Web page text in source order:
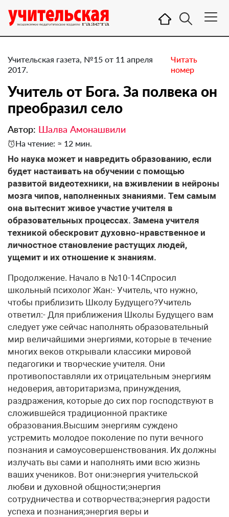
Учительская газета, №15 от 11 апреля
2017.
Читать
номер
Учитель от Бога. За полвека он
преобразил село
Автор: Шалва Амонашвили
На чтение: ≈ 12 мин.
Но наука может и навредить образованию, если
будет настаивать на обучении с помощью
развитой видеотехники, на вживлении в нейроны
мозга чипов, наполненных знаниями. Тем самым
она вытеснит живое участие учителя в
образовательных процессах. Замена учителя
техникой обескровит духовно-нравственное и
личностное становление растущих людей,
ущемит и их отношение к знаниям.
Продолжение. Начало в №10-14Спросил
школьный психолог Жан:- Учитель, что нужно,
чтобы приблизить Школу Будущего?Учитель
ответил:- Для приближения Школы Будущего вам
следует уже сейчас наполнять образовательный
мир величайшими энергиями, которые в течение
многих веков открывали классики мировой
педагогики и творческие учителя. Они
противопоставляли их отрицательным энергиям
недоверия, авторитаризма, принуждения,
раздражения, которые до сих пор господствуют в
сложившейся традиционной практике
образования.Высшим энергиям суждено
устремить молодое поколение по пути вечного
познания и самоусовершенствования. Их должны
излучать вы сами и наполнять ими всю жизнь
ваших учеников. Вот они:энергия учительской
любви и духовной общности;энергия
сотрудничества и сотворчества;энергия радости
успеха и познания;энергия веры и